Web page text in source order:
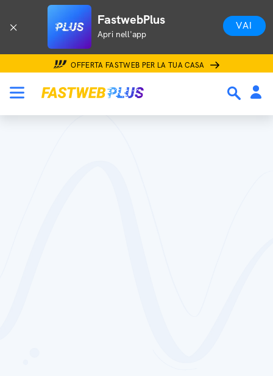
FastwebPlus
Apri nell'app
VAI
OFFERTA FASTWEB PER LA TUA CASA